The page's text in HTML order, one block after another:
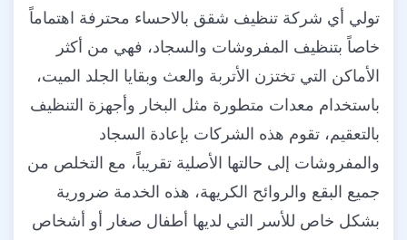
تولي أي شركة تنظيف شقق بالاحساء محترفة اهتماماً
خاصاً بتنظيف المفروشات والسجاد، فهي من أكثر
الأماكن التي تختزن الأتربة والعث وبقايا الجلد الميت،
باستخدام معدات متطورة مثل البخار وأجهزة التنظيف
بالتعقيم، تقوم هذه الشركات بإعادة السجاد
والمفروشات إلى حالتها الأصلية تقريباً، مع التخلص من
جميع البقع والروائح الكريهة، هذه الخدمة ضرورية
بشكل خاص للأسر التي لديها أطفال صغار أو أشخاص